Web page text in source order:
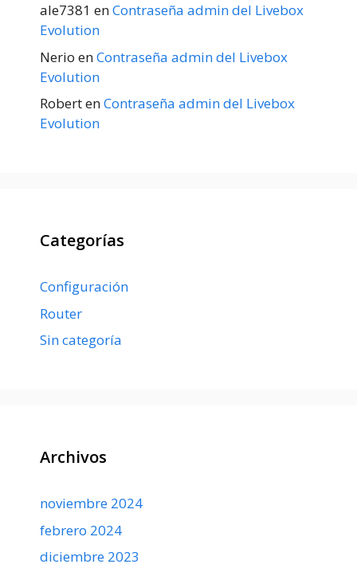
ale7381 enContraseña admin del Livebox
Evolution
Nerio enContraseña admin del Livebox
Evolution
RobertenContraseña admin del Livebox
Evolution
Categorías
Configuración
Router
Sin categoría
Archivos
noviembre 2024
febrero 2024
diciembre 2023